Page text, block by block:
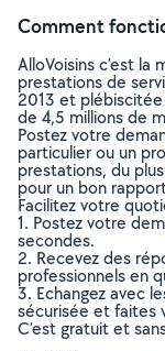
Comment
AlloVoisins c’est
prestations de
2013 et plébiscitée
de 4,5 millions de
Postez votre
particulier ou un
prestations, du
pour un bon
Facilitez votre
1. Postez votre
secondes.
2. Recevez des
professionnels en
3. Echangez avec
sécurisée et faites
C’est gratuit et